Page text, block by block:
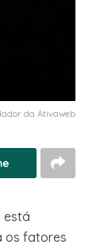
da Ativaweb
está
os fatores